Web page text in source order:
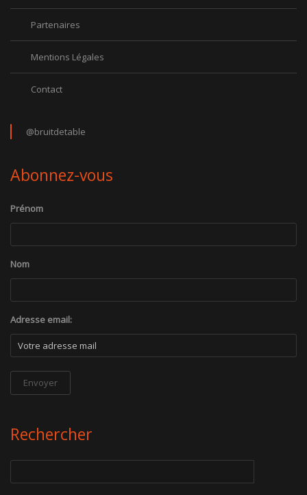
Partenaires
Mentions Légales
Contact
@bruitdetable
Abonnez-vous
Prénom
Nom
Adresse email:
Rechercher